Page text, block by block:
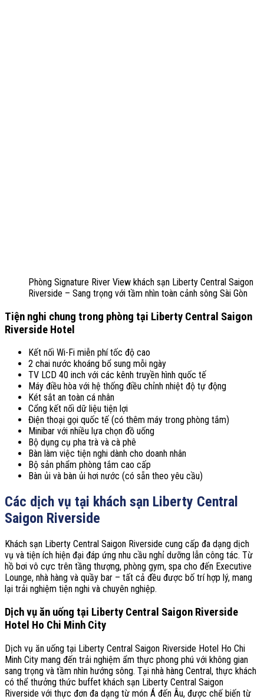
Phòng Signature River View khách sạn Liberty Central Saigon
Riverside – Sang trọng với tầm nhìn toàn cảnh sông Sài Gòn
Tiện nghi chung trong phòng tại Liberty Central Saigon
Riverside Hotel
Kết nối Wi-Fi miễn phí tốc độ cao
2 chai nước khoáng bổ sung mỗi ngày
TV LCD 40 inch với các kênh truyền hình quốc tế
Máy điều hòa với hệ thống điều chỉnh nhiệt độ tự động
Két sắt an toàn cá nhân
Cổng kết nối dữ liệu tiện lợi
Điện thoại gọi quốc tế (có thêm máy trong phòng tắm)
Minibar với nhiều lựa chọn đồ uống
Bộ dụng cụ pha trà và cà phê
Bàn làm việc tiện nghi dành cho doanh nhân
Bộ sản phẩm phòng tắm cao cấp
Bàn ủi và bàn ủi hơi nước (có sẵn theo yêu cầu)
Các dịch vụ tại khách sạn Liberty Central
Saigon Riverside
Khách sạn Liberty Central Saigon Riverside cung cấp đa dạng dịch
vụ và tiện ích hiện đại đáp ứng nhu cầu nghỉ dưỡng lẫn công tác. Từ
hồ bơi vô cực trên tầng thượng, phòng gym, spa cho đến Executive
Lounge, nhà hàng và quầy bar – tất cả đều được bố trí hợp lý, mang
lại trải nghiệm tiện nghi và chuyên nghiệp.
Dịch vụ ăn uống tại Liberty Central Saigon Riverside
Hotel Ho Chi Minh City
Dịch vụ ăn uống tại Liberty Central Saigon Riverside Hotel Ho Chi
Minh City mang đến trải nghiệm ẩm thực phong phú với không gian
sang trọng và tầm nhìn hướng sông. Tại nhà hàng Central, thực khách
có thể thưởng thức buffet khách sạn Liberty Central Saigon
Riverside với thực đơn đa dạng từ món Á đến Âu, được chế biến từ